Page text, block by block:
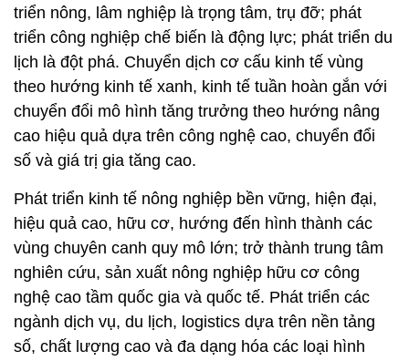
triển nông, lâm nghiệp là trọng tâm, trụ đỡ; phát
triển công nghiệp chế biến là động lực; phát triển du
lịch là đột phá. Chuyển dịch cơ cấu kinh tế vùng
theo hướng kinh tế xanh, kinh tế tuần hoàn gắn với
chuyển đổi mô hình tăng trưởng theo hướng nâng
cao hiệu quả dựa trên công nghệ cao, chuyển đổi
số và giá trị gia tăng cao.
Phát triển kinh tế nông nghiệp bền vững, hiện đại,
hiệu quả cao, hữu cơ, hướng đến hình thành các
vùng chuyên canh quy mô lớn; trở thành trung tâm
nghiên cứu, sản xuất nông nghiệp hữu cơ công
nghệ cao tầm quốc gia và quốc tế. Phát triển các
ngành dịch vụ, du lịch, logistics dựa trên nền tảng
số, chất lượng cao và đa dạng hóa các loại hình